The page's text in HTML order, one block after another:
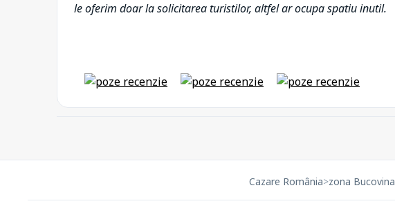
le oferim doar la solicitarea turistilor, altfel ar ocupa spatiu inutil.
Cazare România>zona Bucovina